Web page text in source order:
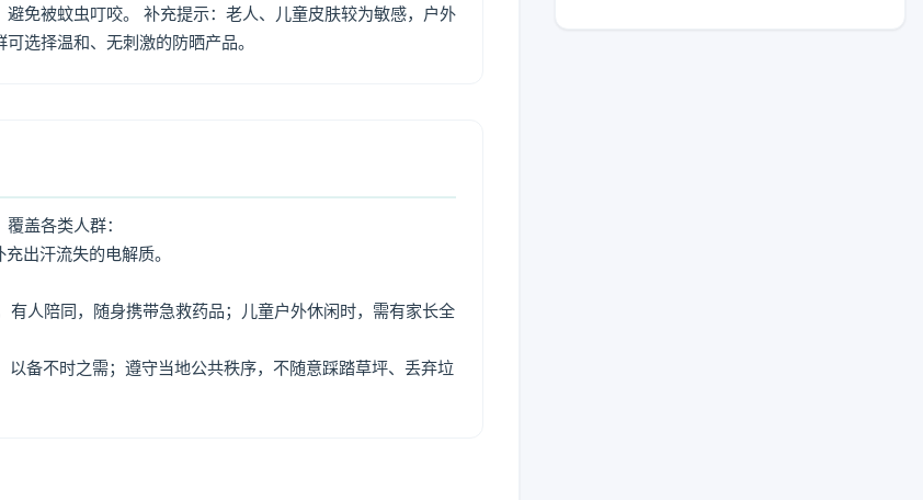
免被蚊虫叮咬。 补充提示：老人、儿童皮肤较为敏感，户外
选择温和、无刺激的防晒产品。
盖各类人群：
出汗流失的电解质。
人陪同，随身携带急救药品；儿童户外休闲时，需有家长全
备不时之需；遵守当地公共秩序，不随意踩踏草坪、丢弃垃